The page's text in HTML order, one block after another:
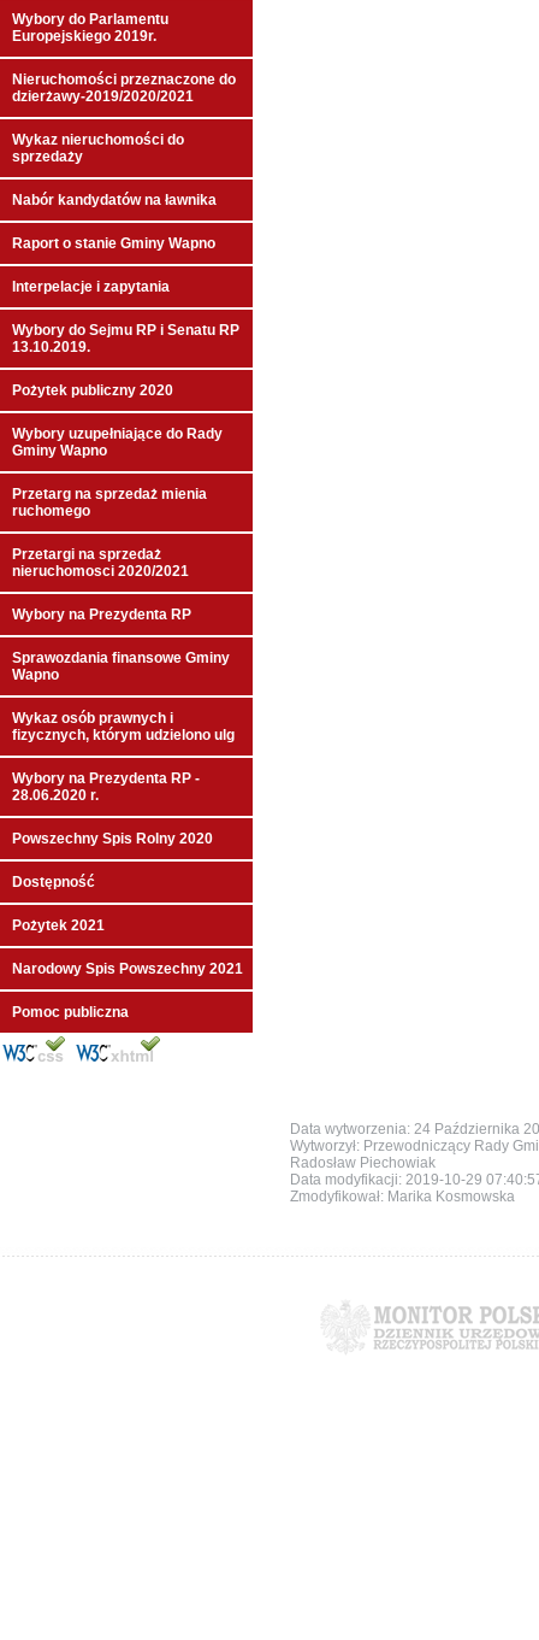
Wybory do Parlamentu
Europejskiego 2019r.
Nieruchomości przeznaczone do
dzierżawy-2019/2020/2021
Wykaz nieruchomości do
sprzedaży
Nabór kandydatów na ławnika
Raport o stanie Gminy Wapno
Interpelacje i zapytania
Wybory do Sejmu RP i Senatu RP
13.10.2019.
Pożytek publiczny 2020
Wybory uzupełniające do Rady
Gminy Wapno
Przetarg na sprzedaż mienia
ruchomego
Przetargi na sprzedaż
nieruchomosci 2020/2021
Wybory na Prezydenta RP
Sprawozdania finansowe Gminy
Wapno
Wykaz osób prawnych i
fizycznych, którym udzielono ulg
Wybory na Prezydenta RP -
28.06.2020 r.
Powszechny Spis Rolny 2020
Dostępność
Pożytek 2021
Narodowy Spis Powszechny 2021
Pomoc publiczna
Data wytworzenia: 24 Października
Wytworzył: Przewodniczący Rady
Radosław Piechowiak
Data modyfikacji: 2019-10-29
Zmodyfikował: Marika Kosmowska